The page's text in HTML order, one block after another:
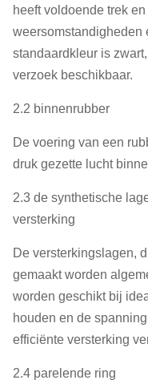
heeft voldoende trek
weersomstandigheden
standaardkleur is
verzoek beschikbaar.
2.2 binnenrubber
De voering van een
druk gezette lucht
2.3 de synthetische
versterking
De versterkingslagen,
gemaakt worden
worden geschikt bij
houden en de
efficiënte versterking
2.4 parelende ring